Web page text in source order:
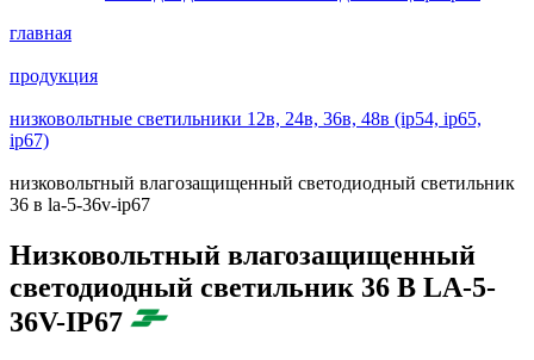
главная
продукция
низковольтные светильники 12в, 24в, 36в, 48в (ip54, ip65,
ip67)
низковольтный влагозащищенный светодиодный светильник
36 в la-5-36v-ip67
Низковольтный влагозащищенный
светодиодный светильник 36 В LA-5-
36V-IP67